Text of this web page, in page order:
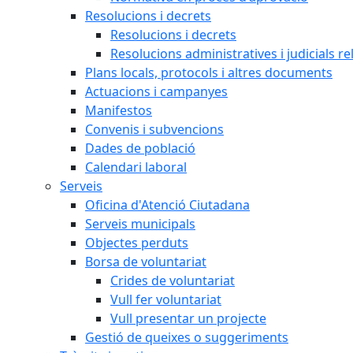
Resolucions i decrets
Resolucions i decrets
Resolucions administratives i judicials
Plans locals, protocols i altres documents
Actuacions i campanyes
Manifestos
Convenis i subvencions
Dades de població
Calendari laboral
Serveis
Oficina d'Atenció Ciutadana
Serveis municipals
Objectes perduts
Borsa de voluntariat
Crides de voluntariat
Vull fer voluntariat
Vull presentar un projecte
Gestió de queixes o suggeriments